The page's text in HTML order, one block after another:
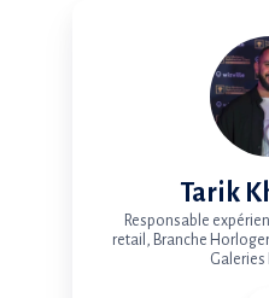
Tarik
Responsable
retail, Branche
Galeries